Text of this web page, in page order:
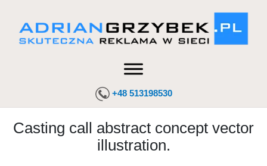
+48 513198530
Casting call abstract concept vector
illustration.